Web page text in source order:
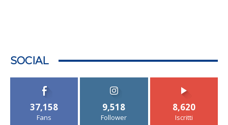
SOCIAL
37,158
Fans
9,518
Follower
8,620
Iscritti